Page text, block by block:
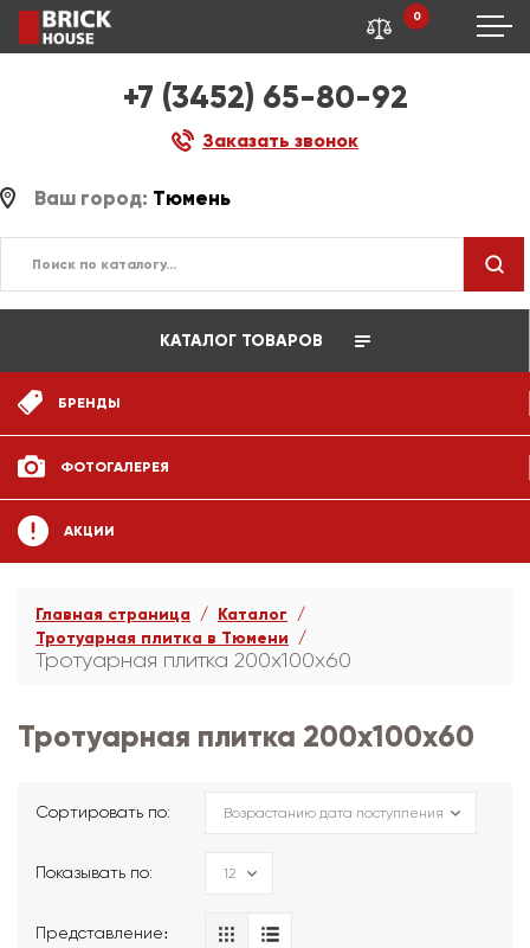
+7 (3452) 65-80-92
Заказать звонок
0
Ваш город: Тюмень
КАТАЛОГ ТОВАРОВ
БРЕНДЫ
ФОТОГАЛЕРЕЯ
АКЦИИ
Главная страница
Каталог
Тротуарная плитка в Тюмени
Тротуарная плитка 200х100х60
Тротуарная плитка 200х100х60
Сортировать по:
Показывать по:
Представление։